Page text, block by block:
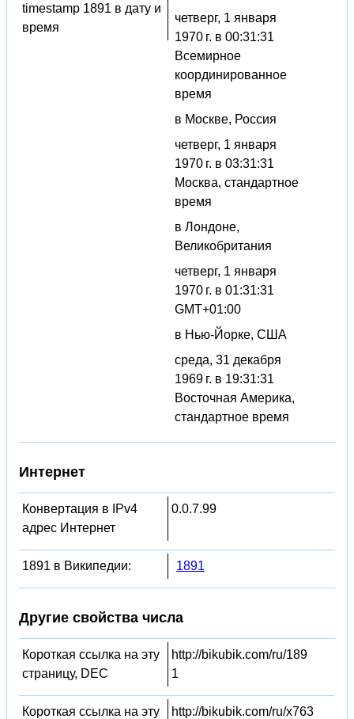
timestamp 1891 в дату и
время
четверг, 1 января
1970 г. в 00:31:31
Всемирное
координированное
время
в Москве, Россия
четверг, 1 января
1970 г. в 03:31:31
Москва, стандартное
время
в Лондоне,
Великобритания
четверг, 1 января
1970 г. в 01:31:31
GMT+01:00
в Нью-Йорке, США
среда, 31 декабря
1969 г. в 19:31:31
Восточная Америка,
стандартное время
Интернет
Конвертация в IPv4
адрес Интернет
0.0.7.99
1891 в Википедии: 1891
Другие свойства числа
Короткая ссылка на эту
страницу, DEC
http://bikubik.com/ru/189
1
Короткая ссылка на эту
http://bikubik.com/ru/x763